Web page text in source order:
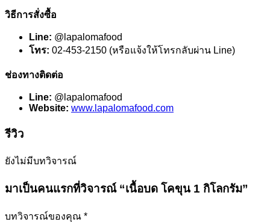
วิธีการสั่งซื้อ
Line: @lapalomafood
โทร: 02-453-2150 (หรือแจ้งให้โทรกลับผ่าน Line)
ช่องทางติดต่อ
Line: @lapalomafood
Website: www.lapalomafood.com
รีวิว
ยังไม่มีบทวิจารณ์
มาเป็นคนแรกที่วิจารณ์ “เนื้อบด โคขุน 1 กิโลกรัม”
บทวิจารณ์ของคุณ *